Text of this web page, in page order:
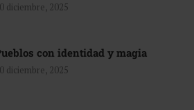
diciembre, 2025
con identidad y magia
diciembre, 2025